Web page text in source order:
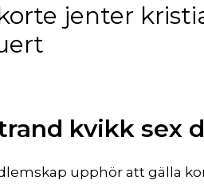
jenter
kvikk sex
upphör att gälla